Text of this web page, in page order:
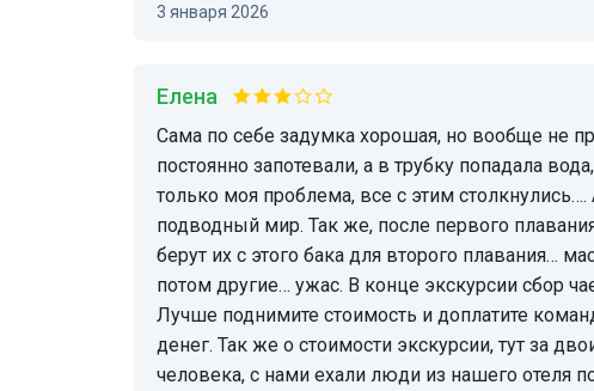
3 января 2026
Елена
Сама по себе задумка хорошая, но вообще не продуманно нормально. Очки от масок
постоянно запотевали, а в трубку попадала
только моя проблема, все с этим
подводный мир. Так же, после первого
берут их с этого бака для второго плавания…
потом другие… ужас. В конце экскурсии сбор
Лучше поднимите стоимость и доплатите
денег. Так же о стоимости экскурсии, тут за
человека, с нами ехали люди из нашего отеля